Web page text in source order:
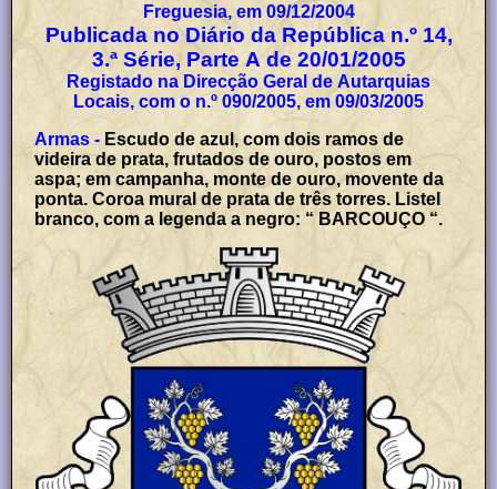
Freguesia, em 09/12/2004
Publicada no Diário da República n.º 14,
3.ª Série, Parte A de 20/01/2005
Registado na Direcção Geral de Autarquias
Locais, com o n.º 090/2005, em 09/03/2005
Armas - Escudo de azul, com dois ramos de
videira de prata, frutados de ouro, postos em
aspa; em campanha, monte de ouro, movente da
ponta. Coroa mural de prata de três torres. Listel
branco, com a legenda a negro: “ BARCOUÇO “.